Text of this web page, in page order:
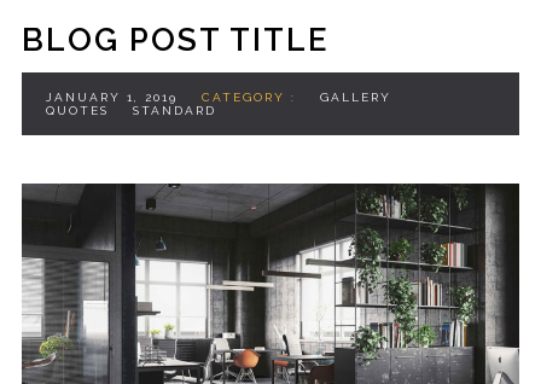
BLOG POST TITLE
JANUARY 1, 2019 CATEGORY :
GALLERY
QUOTES
STANDARD